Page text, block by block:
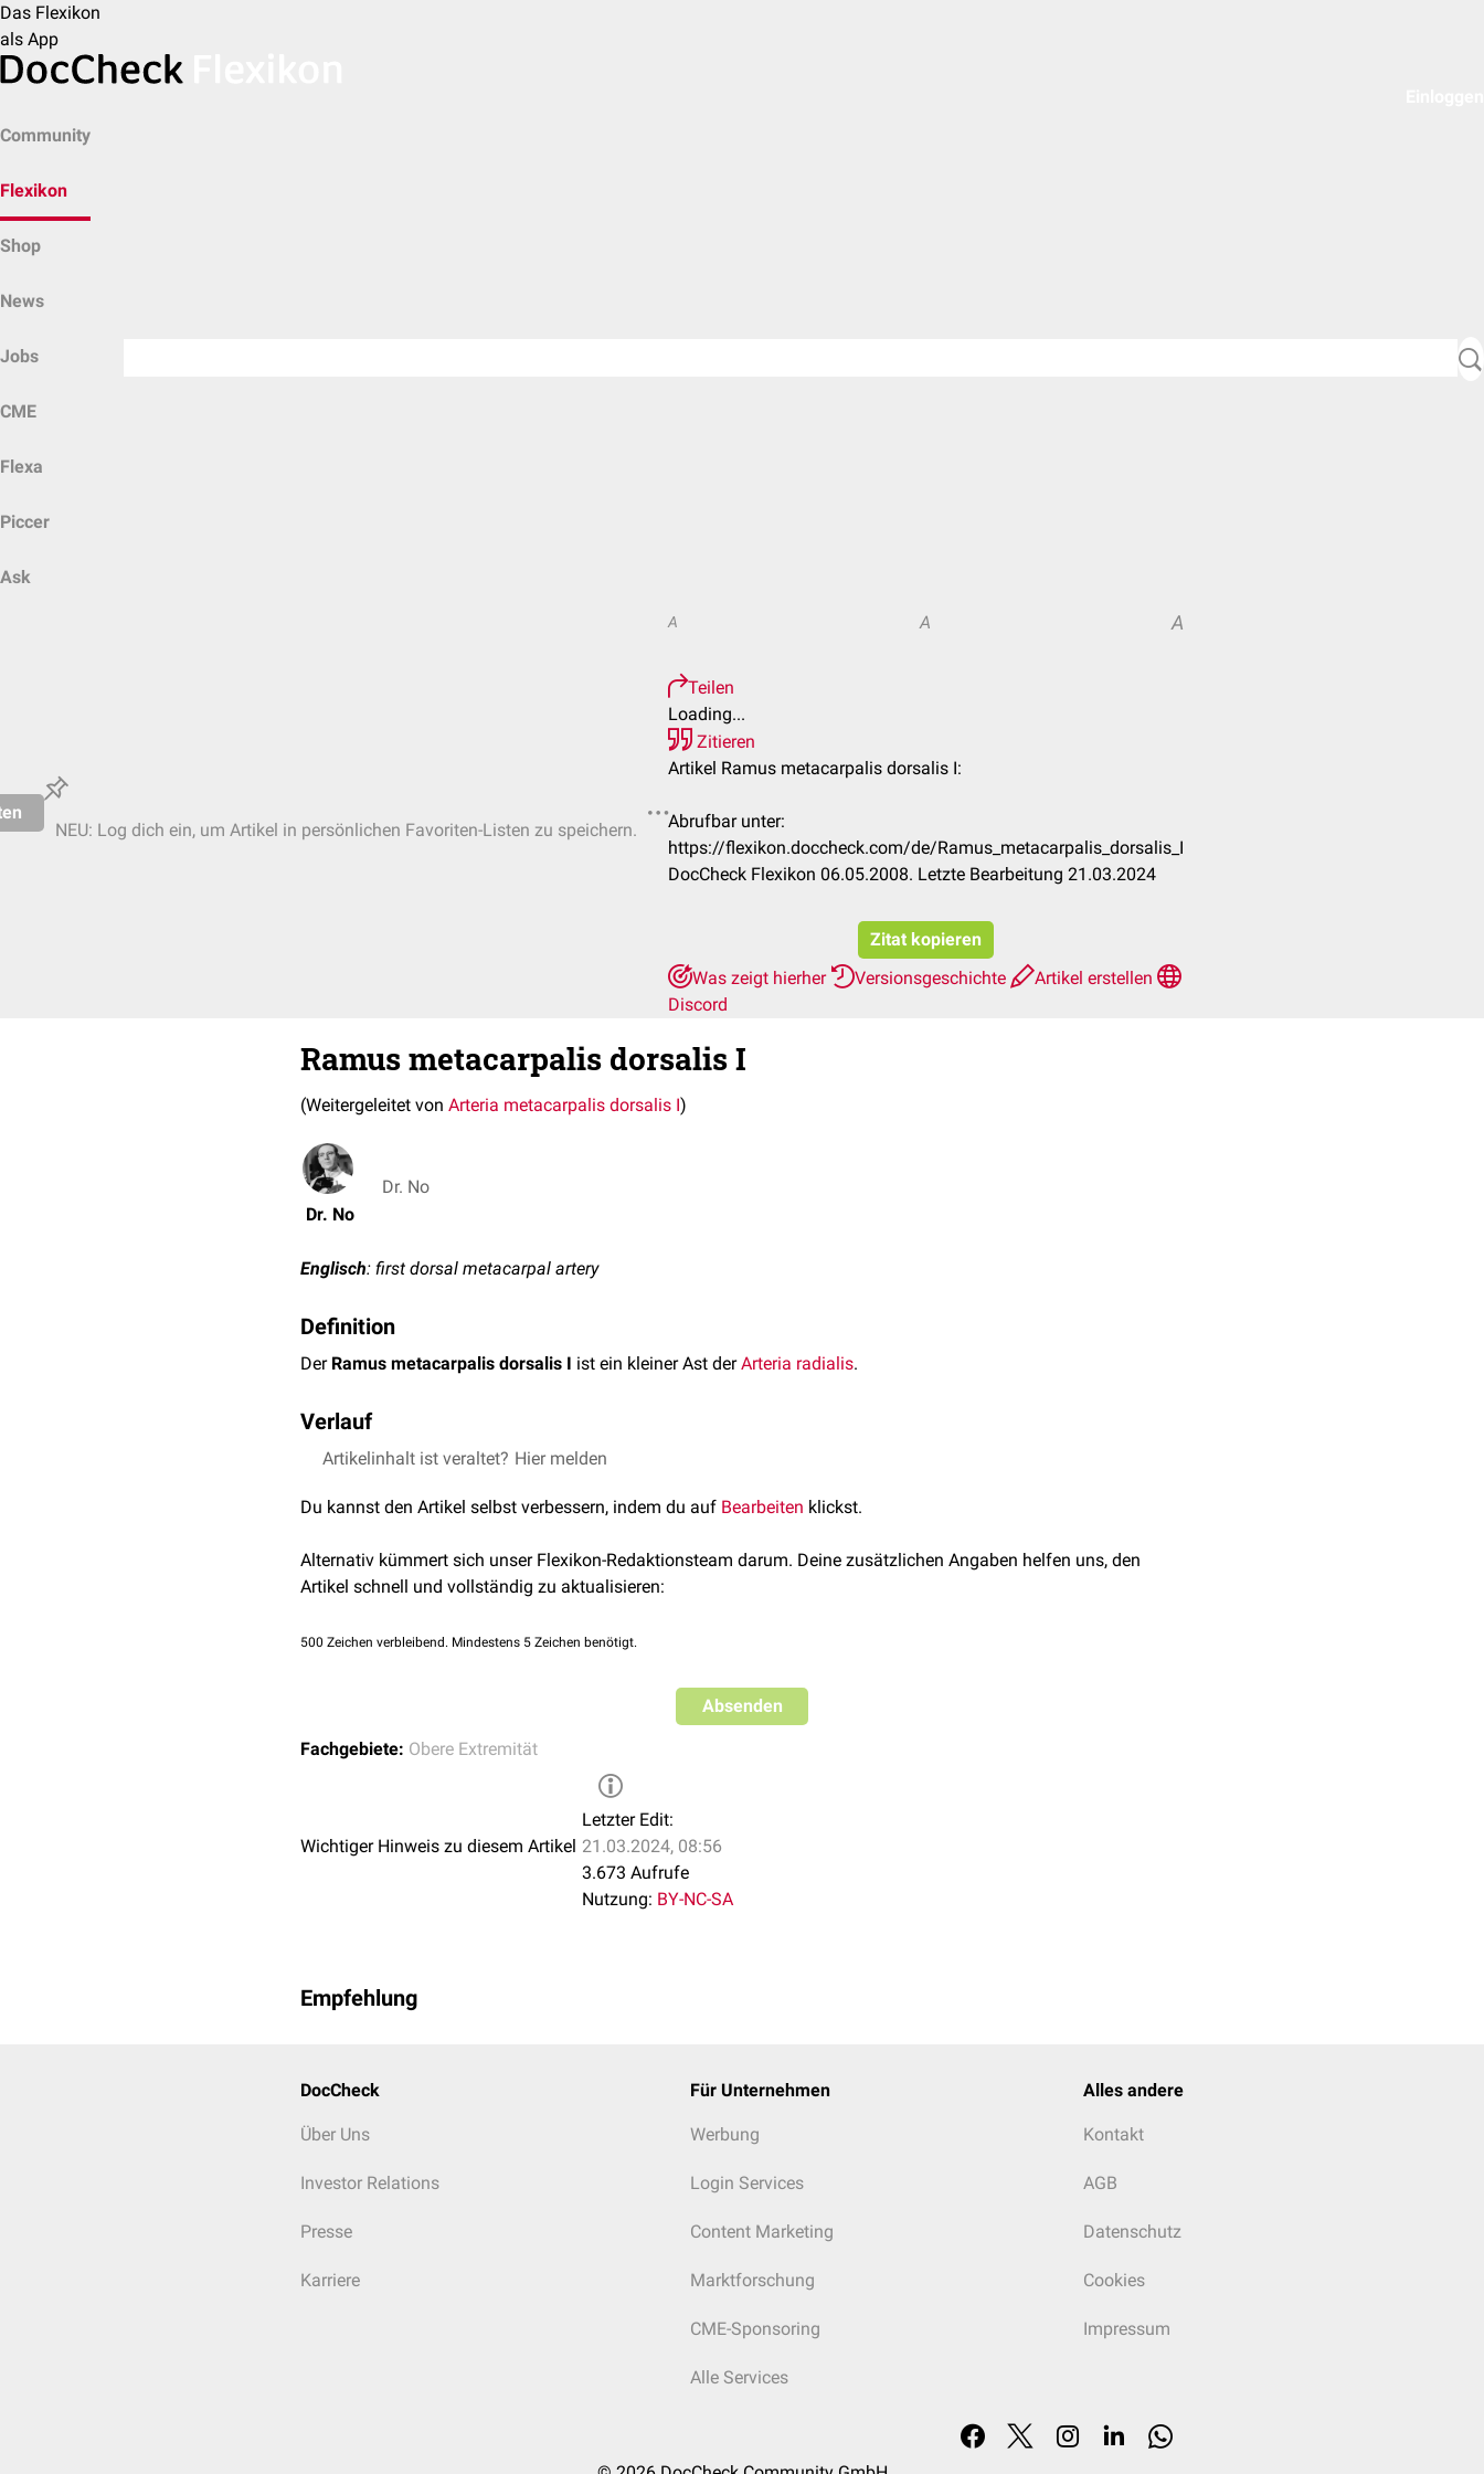
Das Flexikon
als App
Community
Flexikon
Shop
News
Jobs
CME
Flexa
Piccer
Ask
NEU: Log dich ein, um Artikel in persönlichen Favoriten-Listen zu speichern.
A A A
Teilen
Loading...
Zitieren
Artikel Ramus metacarpalis dorsalis I:
Abrufbar unter:
https://flexikon.doccheck.com/de/Ramus_metacarpalis_dorsalis_I
DocCheck Flexikon 06.05.2008. Letzte Bearbeitung 21.03.2024
Zitat kopieren
Was zeigt hierher
Versionsgeschichte
Artikel erstellen
Discord
Ramus metacarpalis dorsalis I
(Weitergeleitet von Arteria metacarpalis dorsalis I)
Dr. No
Dr. No
Englisch: first dorsal metacarpal artery
Definition
Der Ramus metacarpalis dorsalis I ist ein kleiner Ast derArteria radialis.
Verlauf
Der Ramus metacarpalis dorsalis I entspringt zwischen den beiden Köpfen des
Daumensund desZeigefingersversorgen.
Artikelinhalt ist veraltet? Hier melden
Du kannst den Artikel selbst verbessern, indem du auf Bearbeiten klickst.
Alternativ kümmert sich unser Flexikon-Redaktionsteam darum. Deine zusätzlichen Angaben helfen uns, den
Artikel schnell und vollständig zu aktualisieren:
500 Zeichen verbleibend. Mindestens 5 Zeichen benötigt.
Absenden
Fachgebiete: Obere Extremität
Wichtiger Hinweis zu diesem Artikel
Letzter Edit:
21.03.2024, 08:56
3.673 Aufrufe
Nutzung: BY-NC-SA
Empfehlung
DocCheck
Über Uns
Investor Relations
Presse
Karriere
Für Unternehmen
Werbung
Login Services
Content Marketing
Marktforschung
CME-Sponsoring
Alle Services
Alles andere
Kontakt
AGB
Datenschutz
Cookies
Impressum